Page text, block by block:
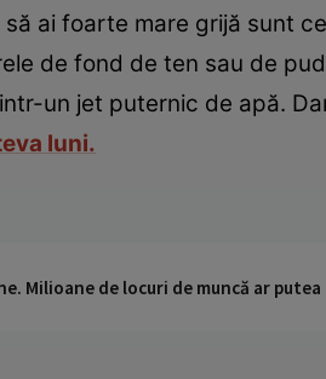
ai foarte mare grijă sunt
de fond de ten sau de
un jet puternic de apă.
luni.
Milioane de locuri de muncă ar